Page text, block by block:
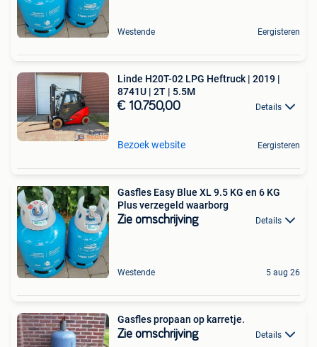
Westende Eergisteren
Linde H20T-02 LPG Heftruck | 2019 |
8741U | 2T | 5.5M
€ 10.750,00 Details
Bezoek website Eergisteren
Gasfles Easy Blue XL 9.5 KG en 6 KG
Plus verzegeld waarborg
Zie omschrijving Details
Westende 5 aug 26
Gasfles propaan op karretje.
Zie omschrijving Details